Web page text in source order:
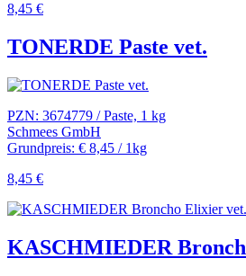
8,45 €
TONERDE Paste vet.
PZN: 3674779 / Paste, 1 kg
Schmees GmbH
Grundpreis: € 8,45 / 1kg
8,45 €
KASCHMIEDER